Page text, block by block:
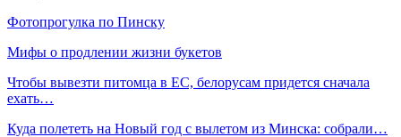
Фотопрогулка по Пинску
Мифы о продлении жизни букетов
Чтобы вывезти питомца в ЕС, белорусам придется сначала
ехать…
Куда полететь на Новый год с вылетом из Минска: собрали…